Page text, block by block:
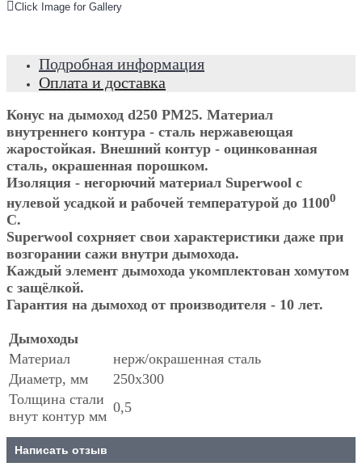
Click Image for Gallery
Подробная информация
Оплата и доставка
Конус на дымоход d250 PM25. Материал
внутреннего контура - сталь нержавеющая
жаростойкая. Внешний контур - оцинкованная
сталь, окрашенная порошком.
Изоляция - негорючий материал Superwool с
нулевой усадкой и рабочей температурой до 11000
С.
Superwool сохрняет свои характеристики даже при
возгорании сажи внутри дымохода.
Каждый элемент дымохода укомплектован хомутом
с защёлкой.
Гарантия на дымоход от производителя - 10 лет.
Дымоходы
Материал
нерж/окрашенная сталь
Диаметр, мм
250х300
Толщина стали
внут контур мм
0,5
Написать отзыв